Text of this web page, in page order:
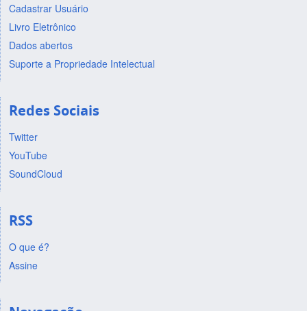
Cadastrar Usuário
Livro Eletrônico
Dados abertos
Suporte a Propriedade Intelectual
Redes Sociais
Twitter
YouTube
SoundCloud
RSS
O que é?
Assine